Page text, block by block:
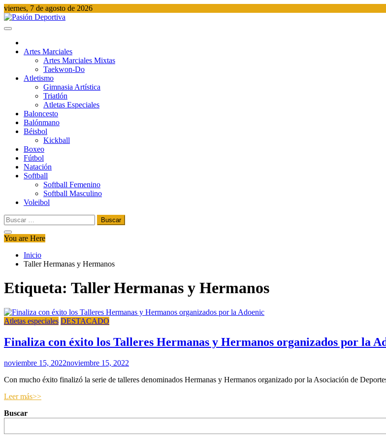
Saltar
al
contenido
viernes, 7 de agosto de 2026
Artes Marciales
Artes Marciales Mixtas
Taekwon-Do
Atletismo
Gimnasia Artística
Triatlón​
Atletas Especiales
Baloncesto
Balónmano
Béisbol
Kickball​
Boxeo
Fútbol
Natación​
Softball​
Softball​ Femenino
Softball​ Masculino
Voleibol​
Buscar:
You are Here
Inicio
Taller Hermanas y Hermanos
Etiqueta: Taller Hermanas y Hermanos
Atletas especiales DESTACADO
Finaliza con éxito los Talleres Hermanas y Hermanos organizados por la
noviembre 15, 2022noviembre 15, 2022
Con mucho éxito finalizó la serie de talleres denominados Hermanas y Hermanos organizado por la Asociación de
Leer más>>
Buscar